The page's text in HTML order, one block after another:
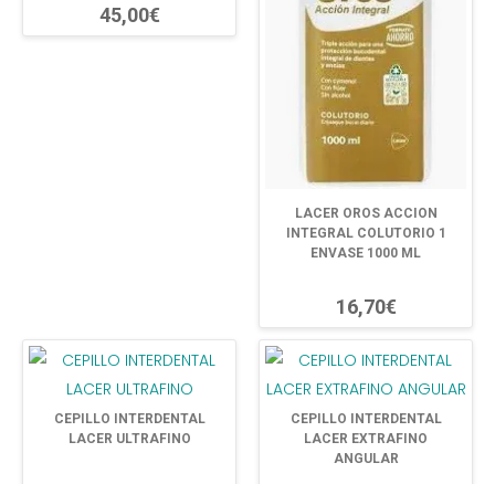
45,00€
LACER OROS ACCION
INTEGRAL COLUTORIO 1
ENVASE 1000 ML
16,70€
CEPILLO INTERDENTAL
LACER ULTRAFINO
CEPILLO INTERDENTAL
LACER EXTRAFINO
ANGULAR